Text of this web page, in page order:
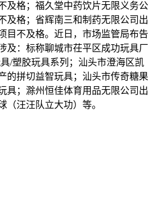
及格；福久堂中药饮片无限义务公
及格；省辉南三和制药无限公司出
目不及格。近日，市场监管局布告
及：标称聊城市茌平区成功玩具厂
/塑胶玩具系列；汕头市澄海区凯
的拼切益智玩具；汕头市传奇糖果
具；滁州恒佳体育用品无限公司出
（汪汪队立大功）等。